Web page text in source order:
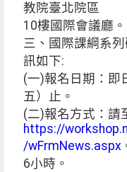
教院臺北院區
10樓國際會議廳。
三、國際課綱系
訊如下:
(一)報名日期：即
五）止。
(二)報名方式：請
https://
/wFrmNews.aspx
6小時。